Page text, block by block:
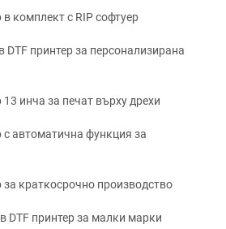
в комплект с RIP софтуер
DTF принтер за персонализирана
13 инча за печат върху дрехи
с автоматична функция за
за краткосрочно производство
DTF принтер за малки марки